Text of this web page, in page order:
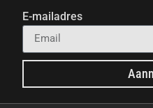
intelligent samen met
verbruik.
Energie opslaan
E-mailadres